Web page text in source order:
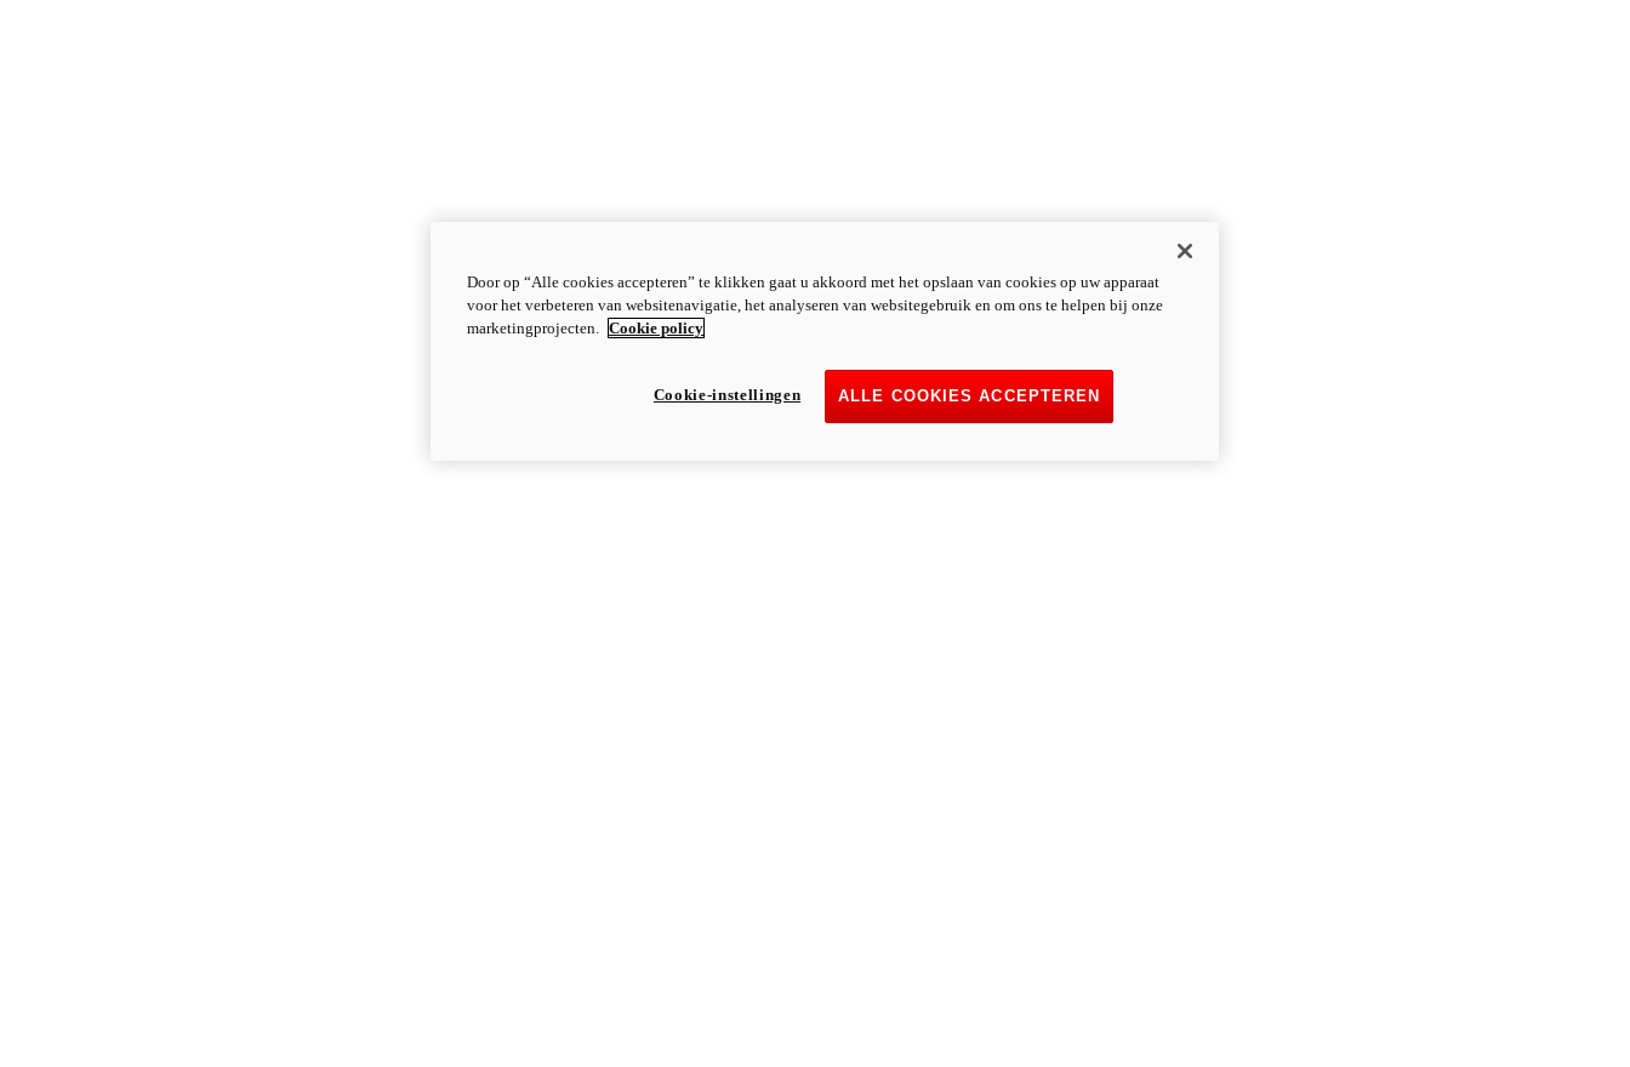
Door op “Alle cookies accepteren” te klikken gaat u akkoord met het opslaan van cookies op uw apparaat
voor het verbeteren van websitenavigatie, het analyseren van websitegebruik en om ons te helpen bij onze
marketingprojecten. Cookie policy
ALLE COOKIES ACCEPTEREN
Cookie-instellingen